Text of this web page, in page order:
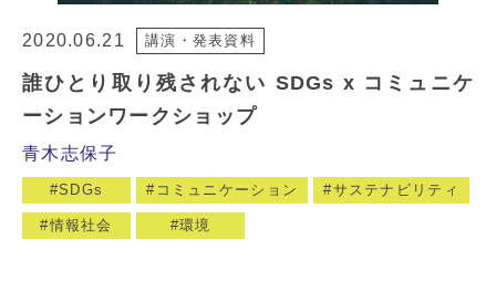
2020.06.21 講演・発表資料
誰ひとり取り残されない SDGs x コミュニケ
ーションワークショップ
青木志保子
SDGs コミュニケーション サステナビリティ
情報社会 環境